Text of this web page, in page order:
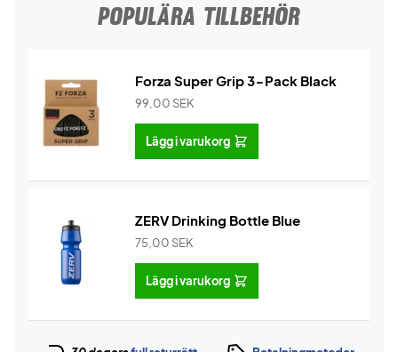
POPULÄRA TILLBEHÖR
Forza Super Grip 3-Pack Black
99,00 SEK
Lägg i varukorg
ZERV Drinking Bottle Blue
75,00 SEK
Lägg i varukorg